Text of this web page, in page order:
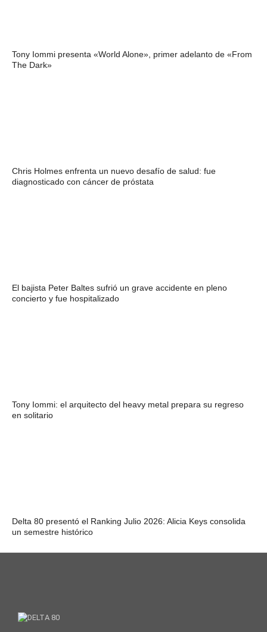
Tony Iommi presenta «World Alone», primer adelanto de «From
The Dark»
Chris Holmes enfrenta un nuevo desafío de salud: fue
diagnosticado con cáncer de próstata
El bajista Peter Baltes sufrió un grave accidente en pleno
concierto y fue hospitalizado
Tony Iommi: el arquitecto del heavy metal prepara su regreso
en solitario
Delta 80 presentó el Ranking Julio 2026: Alicia Keys consolida
un semestre histórico